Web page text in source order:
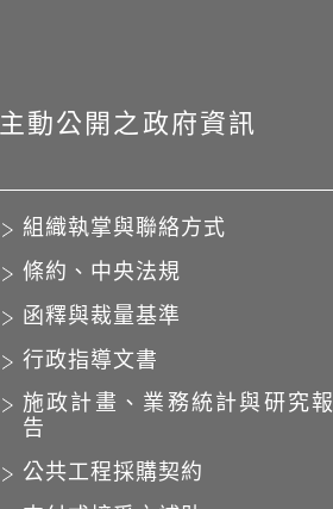
主動公開之政府資訊
組織執掌與聯絡方式
條約、中央法規
函釋與裁量基準
行政指導文書
施政計畫、業務統計與研究報
告
公共工程採購契約